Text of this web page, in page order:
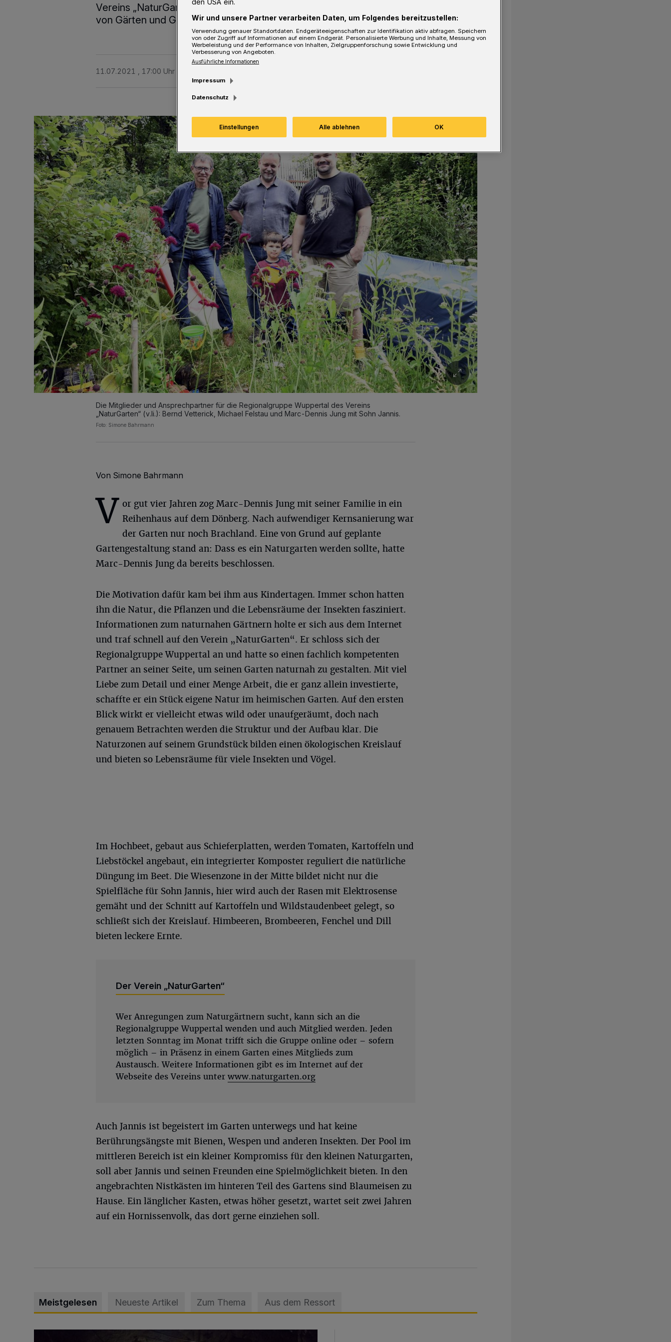
Vereins „NaturGarten“ setzt er sich für eine nachhaltige Gestaltung
von Gärten und Grünflächen ein.
11.07.2021 , 17:00 Uhr
Die Mitglieder und Ansprechpartner für die Regionalgruppe Wuppertal des Vereins
„NaturGarten“ (v.li.): Bernd Vetterick, Michael Felstau und Marc-Dennis Jung mit Sohn Jannis.
Foto: Simone Bahrmann
Von Simone Bahrmann
V or gut vier Jahren zog Marc-Dennis Jung mit seiner Familie in ein
Reihenhaus auf dem Dönberg. Nach aufwendiger Kernsanierung war
der Garten nur noch Brachland. Eine von Grund auf geplante
Gartengestaltung stand an: Dass es ein Naturgarten werden sollte, hatte
Marc-Dennis Jung da bereits beschlossen.
Die Motivation dafür kam bei ihm aus Kindertagen. Immer schon hatten
ihn die Natur, die Pflanzen und die Lebensräume der Insekten fasziniert.
Informationen zum naturnahen Gärtnern holte er sich aus dem Internet
und traf schnell auf den Verein „NaturGarten“. Er schloss sich der
Regionalgruppe Wuppertal an und hatte so einen fachlich kompetenten
Partner an seiner Seite, um seinen Garten naturnah zu gestalten. Mit viel
Liebe zum Detail und einer Menge Arbeit, die er ganz allein investierte,
schaffte er ein Stück eigene Natur im heimischen Garten. Auf den ersten
Blick wirkt er vielleicht etwas wild oder unaufgeräumt, doch nach
genauem Betrachten werden die Struktur und der Aufbau klar. Die
Naturzonen auf seinem Grundstück bilden einen ökologischen Kreislauf
und bieten so Lebensräume für viele Insekten und Vögel.
Im Hochbeet, gebaut aus Schieferplatten, werden Tomaten, Kartoffeln und
Liebstöckel angebaut, ein integrierter Komposter reguliert die natürliche
Düngung im Beet. Die Wiesenzone in der Mitte bildet nicht nur die
Spielfläche für Sohn Jannis, hier wird auch der Rasen mit Elektrosense
gemäht und der Schnitt auf Kartoffeln und Wildstaudenbeet gelegt, so
schließt sich der Kreislauf. Himbeeren, Brombeeren, Fenchel und Dill
bieten leckere Ernte.
Der Verein „NaturGarten“
Wer Anregungen zum Naturgärtnern sucht, kann sich an die
Regionalgruppe Wuppertal wenden und auch Mitglied werden. Jeden
letzten Sonntag im Monat trifft sich die Gruppe online oder – sofern
möglich – in Präsenz in einem Garten eines Mitglieds zum
Austausch. Weitere Informationen gibt es im Internet auf der
Webseite des Vereins unter www.naturgarten.org
Auch Jannis ist begeistert im Garten unterwegs und hat keine
Berührungsängste mit Bienen, Wespen und anderen Insekten. Der Pool im
mittleren Bereich ist ein kleiner Kompromiss für den kleinen Naturgarten,
soll aber Jannis und seinen Freunden eine Spielmöglichkeit bieten. In den
angebrachten Nistkästen im hinteren Teil des Gartens sind Blaumeisen zu
Hause. Ein länglicher Kasten, etwas höher gesetzt, wartet seit zwei Jahren
auf ein Hornissenvolk, das dort gerne einziehen soll.
Meistgelesen Neueste Artikel Zum Thema Aus dem Ressort
den USA ein.
Wir und unsere Partner verarbeiten Daten, um Folgendes bereitzustellen:
Verwendung genauer Standortdaten. Endgeräteeigenschaften zur Identifikation aktiv abfragen. Speichern
von oder Zugriff auf Informationen auf einem Endgerät. Personalisierte Werbung und Inhalte, Messung von
Werbeleistung und der Performance von Inhalten, Zielgruppenforschung sowie Entwicklung und
Verbesserung von Angeboten.
Ausführliche Informationen
Impressum
Datenschutz
Einstellungen Alle ablehnen OK